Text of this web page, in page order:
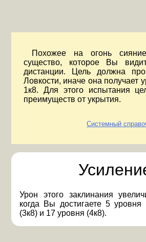
Похожее на огонь
существо, которое Вы
дистанции. Цель должна
Ловкости, иначе она получает
1к8. Для этого испытания
преимуществ от укрытия.
Системный
Урон этого заклинания
когда Вы достигаете 5 уровня
(3к8) и 17 уровня (4к8).